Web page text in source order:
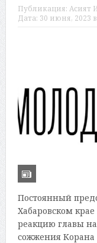
Публикация: Асият
Дата: 30 июня, 2023
Постоянный
Хабаровском
реакцию главы
сожжения Корана